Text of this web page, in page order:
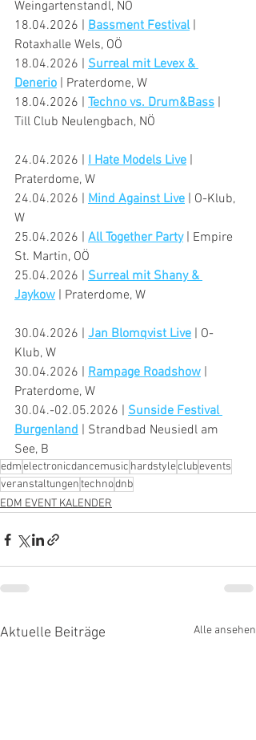
Weingartenstandl, NÖ
18.04.2026 | Bassment Festival |
Rotaxhalle Wels, OÖ
18.04.2026 | Surreal mit Levex &
Denerio | Praterdome, W
18.04.2026 | Techno vs. Drum&Bass |
Till Club Neulengbach, NÖ
24.04.2026 | I Hate Models Live |
Praterdome, W
24.04.2026 | Mind Against Live | O-Klub,
W
25.04.2026 | All Together Party | Empire
St. Martin, OÖ
25.04.2026 | Surreal mit Shany &
Jaykow | Praterdome, W
30.04.2026 | Jan Blomqvist Live | O-
Klub, W
30.04.2026 | Rampage Roadshow |
Praterdome, W
30.04.-02.05.2026 | Sunside Festival
Burgenland | Strandbad Neusiedl am
See, B
edmelectronicdancemusic hardstyleclubevents
veranstaltungentechnodnb
EDM EVENT KALENDER
Aktuelle Beiträge Alle ansehen